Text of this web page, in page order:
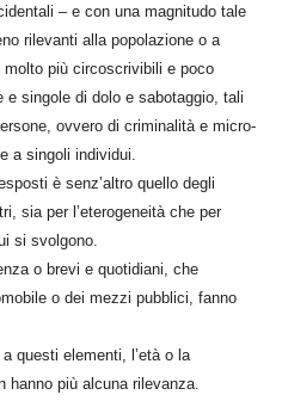
– e con una magnitudo tale
rilevanti alla popolazione o a
molto più circoscrivibili e poco
singole di dolo e sabotaggio, tali
ovvero di criminalità e micro-
a singoli individui.
è senz’altro quello degli
sia per l’eterogeneità che per
si svolgono.
o brevi e quotidiani, che
o dei mezzi pubblici, fanno
questi elementi, l’età o la
hanno più alcuna rilevanza.